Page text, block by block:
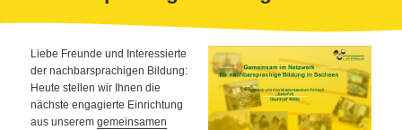
Liebe Freunde und Interessierte
der nachbarsprachigen Bildung:
Heute stellen wir Ihnen die
nächste engagierte Einrichtung
aus unseremgemeinsamen